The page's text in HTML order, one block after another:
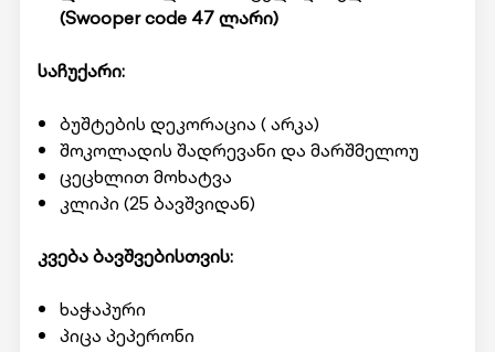
(Swooper code 47 ლარი)
საჩუქარი:
ბუშტების დეკორაცია ( არკა)
შოკოლადის შადრევანი და მარშმელოუ
ცეცხლით მოხატვა
კლიპი (25 ბავშვიდან)
კვება ბავშვებისთვის:
ხაჭაპური
პიცა პეპერონი